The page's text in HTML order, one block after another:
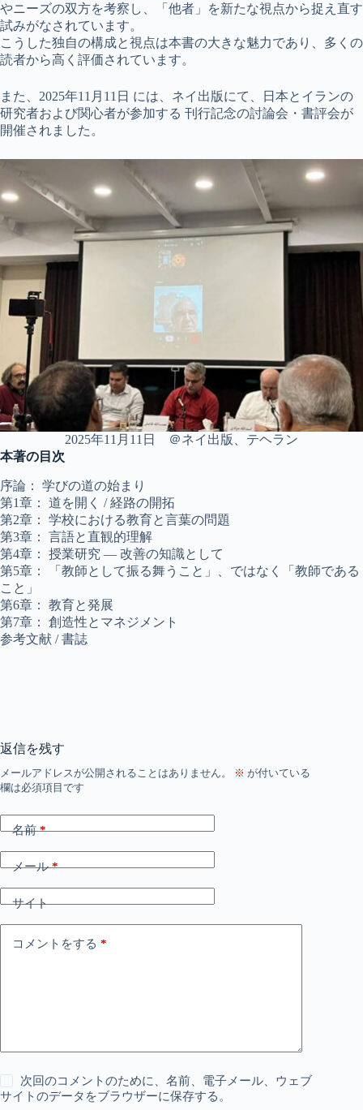
やニーズの双方を考察し、「他者」を新たな視点から捉え直す
試みがなされています。
こうした独自の構成と視点は本書の大きな魅力であり、多くの
読者から高く評価されています。
また、2025年11月11日 には、ネイ出版にて、日本とイランの
研究者および関心者が参加する 刊行記念の討論会・書評会が
開催されました。
2025年11月11日 ＠ネイ出版、テヘラン
本著の目次
序論： 学びの道の始まり
第1章： 道を開く / 経路の開拓
第2章： 学校における教育と言葉の問題
第3章： 言語と直観的理解
第4章： 授業研究 ― 改善の知識として
第5章： 「教師として振る舞うこと」、ではなく「教師である
こと」
第6章： 教育と発展
第7章： 創造性とマネジメント
参考文献 / 書誌
返信を残す
メールアドレスが公開されることはありません。 ※ が付いている
欄は必須項目です
名前*
メール*
サイト
コメントをする *
次回のコメントのために、名前、電子メール、ウェブ
サイトのデータをブラウザーに保存する。